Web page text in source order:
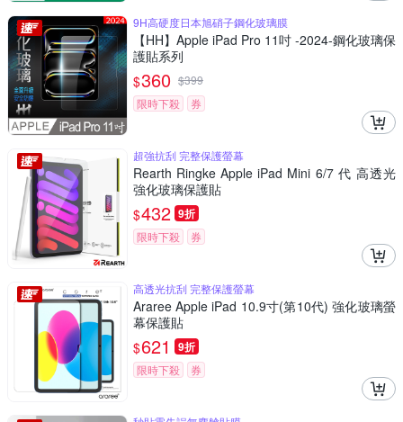
9H高硬度日本旭硝子鋼化玻璃膜
【HH】Apple iPad Pro 11吋 -2024-鋼化玻璃保
護貼系列
$360 $399
限時下殺
券
超強抗刮 完整保護螢幕
Rearth Ringke Apple iPad Mini 6/7 代 高透光
強化玻璃保護貼
$432 9折
限時下殺 券
高透光抗刮 完整保護螢幕
Araree Apple iPad 10.9寸(第10代) 強化玻璃螢
幕保護貼
$621 9折
限時下殺 券